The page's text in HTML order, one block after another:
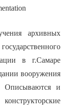
архивных
в г.Самаре
вооружения
Описываются и